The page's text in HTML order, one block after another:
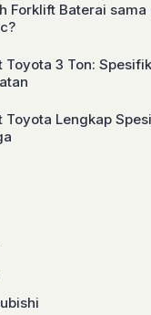
Forklift Baterai sama
Toyota 3 Ton:
Toyota Lengkap